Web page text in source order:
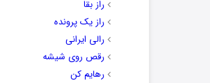
راز بقا
راز یک پرونده
رالی ایرانی
رقص روی شیشه
رهایم کن